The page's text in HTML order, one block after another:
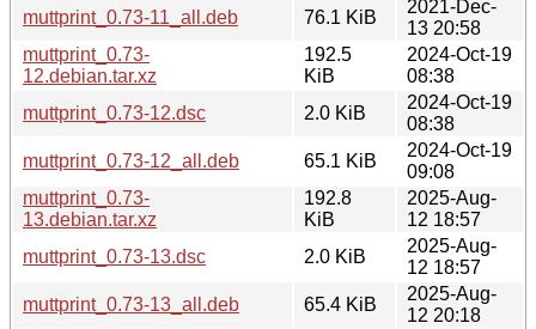
muttprint_0.73-11_all.deb
76.1 KiB
2021-Dec-
13 20:58
muttprint_0.73-
12.debian.tar.xz
192.5
KiB
2024-Oct-19
08:38
muttprint_0.73-12.dsc
2.0 KiB
2024-Oct-19
08:38
muttprint_0.73-12_all.deb
65.1 KiB
2024-Oct-19
09:08
muttprint_0.73-
13.debian.tar.xz
192.8
KiB
2025-Aug-
12 18:57
muttprint_0.73-13.dsc
2.0 KiB
2025-Aug-
12 18:57
muttprint_0.73-13_all.deb
65.4 KiB
2025-Aug-
12 20:18